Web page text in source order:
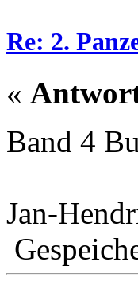
Re: 2.
«
Band 4
Jan-